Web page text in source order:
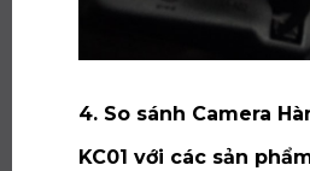
4. So sánh Camera
KC01 với các sản